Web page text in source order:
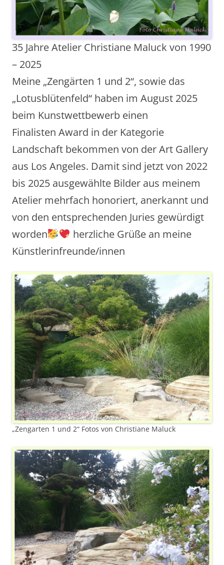
35 Jahre Atelier Christiane Maluck von 1990
– 2025
Meine „Zengärten 1 und 2“, sowie das
„Lotusblütenfeld“ haben im August 2025
beim Kunstwettbewerb einen
Finalisten Award in der Kategorie
Landschaft bekommen von der Art Gallery
aus Los Angeles. Damit sind jetzt von 2022
bis 2025 ausgewählte Bilder aus meinem
Atelier mehrfach honoriert, anerkannt und
von den entsprechenden Juries gewürdigt
worden
herzliche Grüße an meine
Künstlerinfreunde/innen
„Zengarten 1 und 2“ Fotos von Christiane Maluck